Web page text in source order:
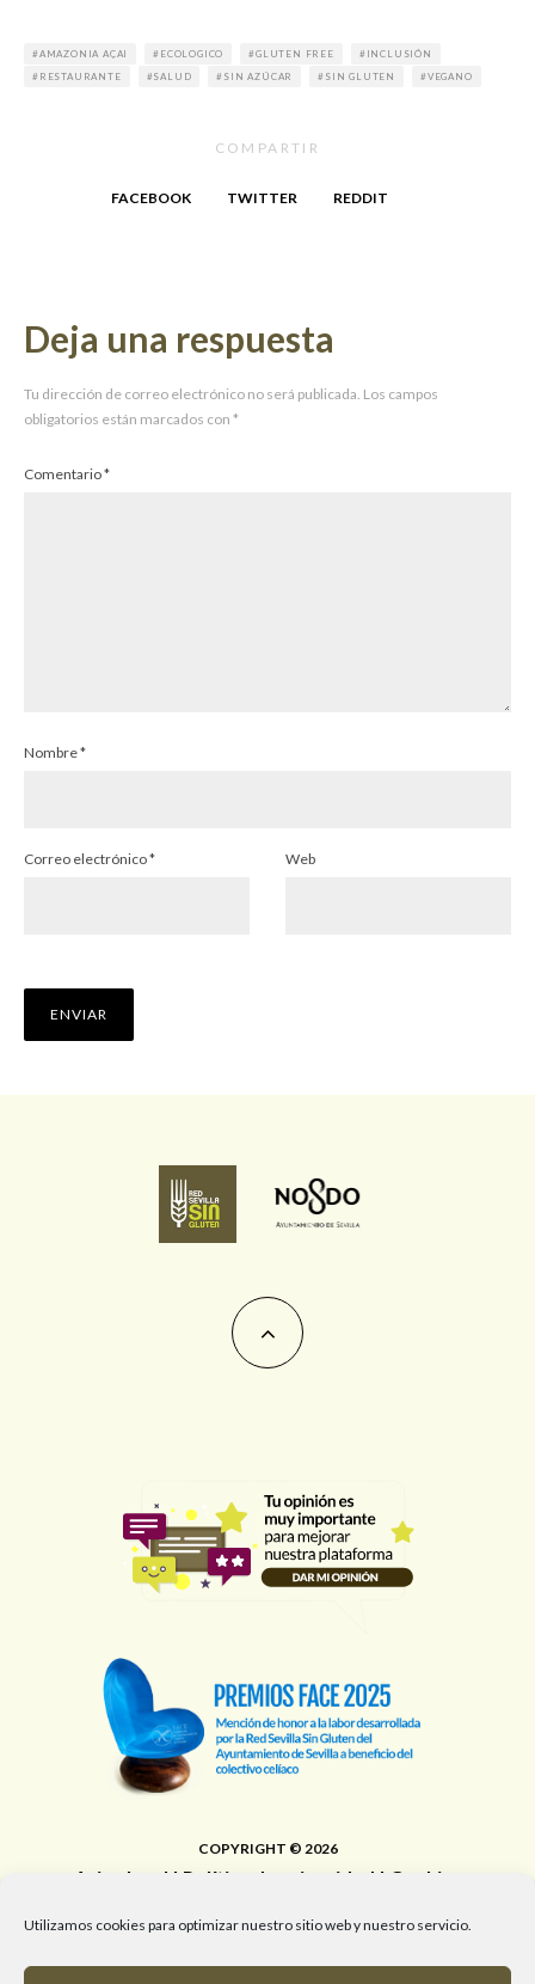
Utilizamos cookies para optimizar nuestro sitio web y nuestro servicio.
AMAZONIA AÇAI ECOLOGICO GLUTEN FREE
INCLUSIÓN
RESTAURANTE
SALUD SIN AZÚCAR SIN GLUTEN VEGANO
COMPARTIR
FACEBOOK TWITTER REDDIT
Deja una respuesta
Tu dirección de correo electrónico no será publicada. Los campos
obligatorios están marcados con *
Comentario*
Nombre*
Correo electrónico* Web
COPYRIGHT © 2026
Aviso legal| Política de privacidad | Cookies